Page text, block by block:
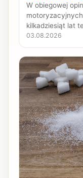
W obiegowej
kilkadziesiąt lat
03.08.2026